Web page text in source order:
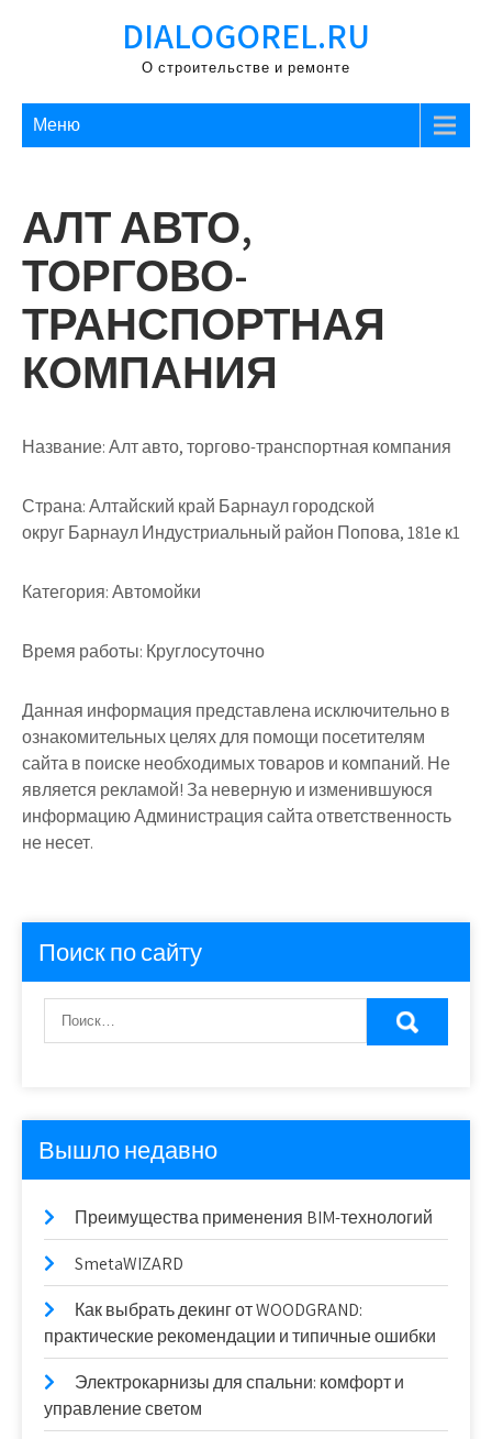
DIALOGOREL.RU
О строительстве и ремонте
Меню
АЛТ АВТО,
ТОРГОВО-
ТРАНСПОРТНАЯ
КОМПАНИЯ
Название:Алт авто, торгово-транспортная компания
Страна:Алтайский край Барнаул городской
округ Барнаул Индустриальный район Попова, 181е к1
Категория:Автомойки
Время работы: Круглосуточно
Данная информация представлена исключительно в
ознакомительных целях для помощи посетителям
сайта в поиске необходимых товаров и компаний. Не
является рекламой! За неверную и изменившуюся
информацию Администрация сайта ответственность
не несет.
Поиск по сайту
Вышло недавно
Преимущества применения BIM-технологий
SmetaWIZARD
Как выбрать декинг от WOODGRAND:
практические рекомендации и типичные ошибки
Электрокарнизы для спальни: комфорт и
управление светом